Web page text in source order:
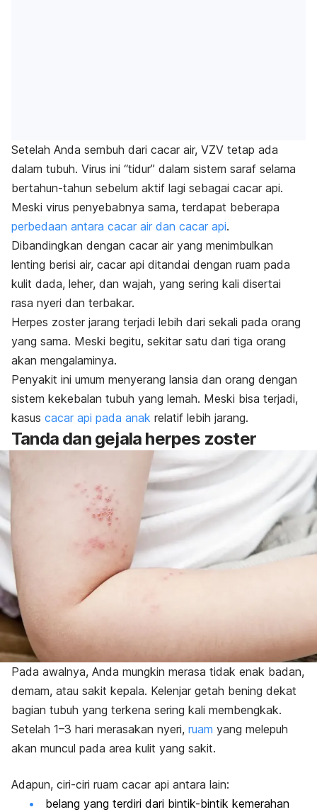
Setelah Anda sembuh dari cacar air, VZV tetap ada
dalam tubuh. Virus ini “tidur” dalam sistem saraf selama
bertahun-tahun sebelum aktif lagi sebagai cacar api.
Meski virus penyebabnya sama, terdapat beberapa
perbedaan antara cacar air dan cacar api.
Dibandingkan dengan cacar air yang menimbulkan
lenting berisi air, cacar api ditandai dengan ruam pada
kulit dada, leher, dan wajah, yang sering kali disertai
rasa nyeri dan terbakar.
Herpes zoster jarang terjadi lebih dari sekali pada orang
yang sama. Meski begitu, sekitar satu dari tiga orang
akan mengalaminya.
Penyakit ini umum menyerang lansia dan orang dengan
sistem kekebalan tubuh yang lemah. Meski bisa terjadi,
kasus cacar api pada anak relatif lebih jarang.
Tanda dan gejala herpes zoster
Pada awalnya, Anda mungkin merasa tidak enak badan,
demam, atau sakit kepala. Kelenjar getah bening dekat
bagian tubuh yang terkena sering kali membengkak.
Setelah 1–3 hari merasakan nyeri, ruam yang melepuh
akan muncul pada area kulit yang sakit.
Adapun, ciri-ciri ruam cacar api antara lain:
belang yang terdiri dari bintik-bintik kemerahan